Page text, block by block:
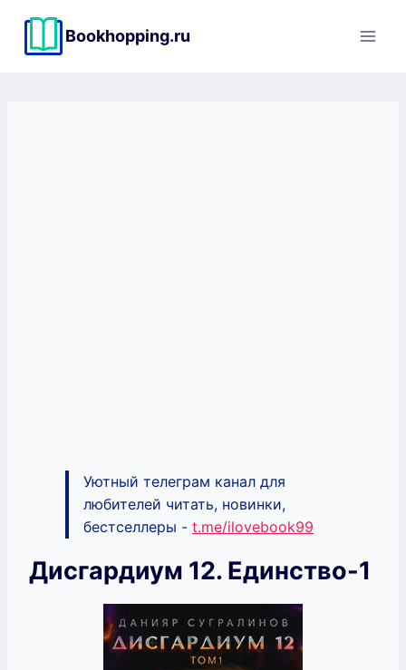
содержимому
Bookhopping.ru
Уютный телеграм канал для
любителей читать, новинки,
бестселлеры - t.me/ilovebook99
Дисгардиум 12. Единство-1